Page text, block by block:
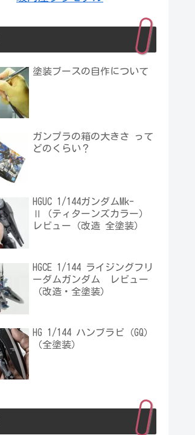
塗装ブースの自作について
ガンプラの箱の大きさ って
どのくらい？
HGUC 1/144ガンダムMk-
Ⅱ（ティターンズカラー）
レビュー（改造 全塗装）
HGCE 1/144 ライジングフリ
ーダムガンダム レビュー
（改造・全塗装）
HG 1/144 ハンブラビ（GQ）
（全塗装）